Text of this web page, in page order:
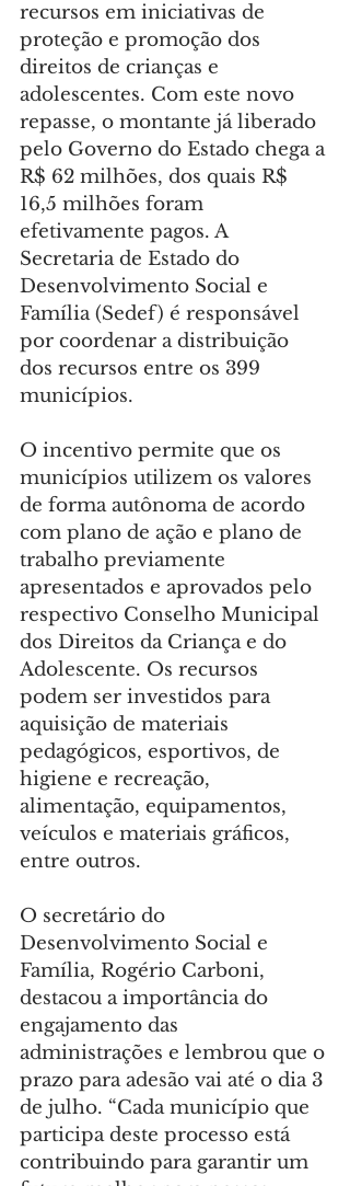
recursos em iniciativas de
proteção e promoção dos
direitos de crianças e
adolescentes. Com este novo
repasse, o montante já liberado
pelo Governo do Estado chega a
R$ 62 milhões, dos quais R$
16,5 milhões foram
efetivamente pagos. A
Secretaria de Estado do
Desenvolvimento Social e
Família (Sedef) é responsável
por coordenar a distribuição
dos recursos entre os 399
municípios.
O incentivo permite que os
municípios utilizem os valores
de forma autônoma de acordo
com plano de ação e plano de
trabalho previamente
apresentados e aprovados pelo
respectivo Conselho Municipal
dos Direitos da Criança e do
Adolescente. Os recursos
podem ser investidos para
aquisição de materiais
pedagógicos, esportivos, de
higiene e recreação,
alimentação, equipamentos,
veículos e materiais gráficos,
entre outros.
O secretário do
Desenvolvimento Social e
Família, Rogério Carboni,
destacou a importância do
engajamento das
administrações e lembrou que o
prazo para adesão vai até o dia 3
de julho. “Cada município que
participa deste processo está
contribuindo para garantir um